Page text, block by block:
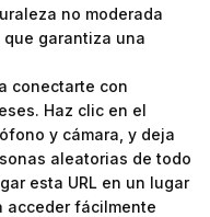
no moderada
garantiza una
conectarte con
Haz clic en el
y cámara, y deja
aleatorias de todo
esta URL en un lugar
acceder fácilmente